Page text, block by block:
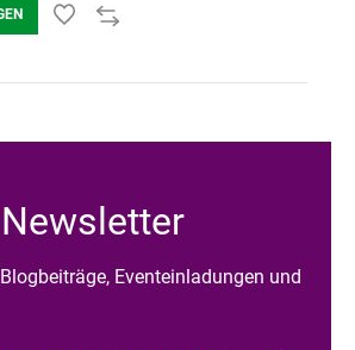
Eventeinladungen und